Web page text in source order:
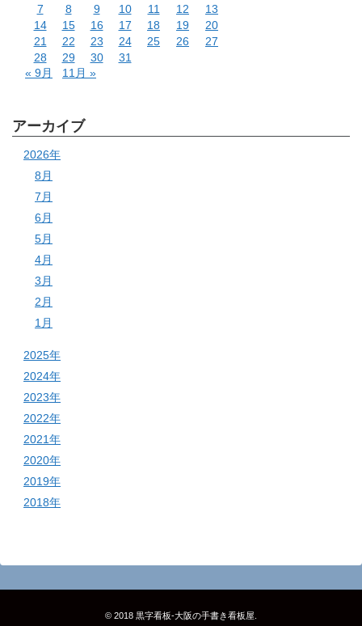
7
8 9 10 11 12
13
14
15 16 17 18 19
20
21
22 23 24 25 26
27
28
29 30
31
« 9月
11月 »
アーカイブ
2026年
8月
7月
6月
5月
4月
3月
2月
1月
2025年
2024年
2023年
2022年
2021年
2020年
2019年
2018年
© 2018 黒字看板‐大阪の手書き看板屋